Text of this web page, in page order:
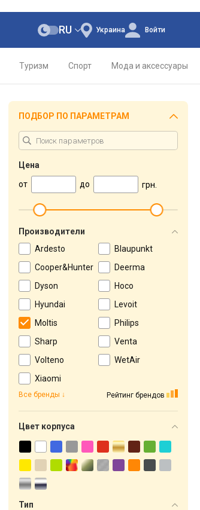
Украина
RU Войти
Туризм Спорт Мода и аксессуары
ПОДБОР ПО ПАРАМЕТРАМ
Цена
от
до грн.
Производители
Ardesto
Blaupunkt
Cooper&Hunter
Deerma
Dyson
Hoco
Hyundai
Levoit
Moltis
Philips
Sharp
Venta
Volteno
WetAir
Xiaomi
Рейтинг брендов
Все бренды
Цвет корпуса
Тип